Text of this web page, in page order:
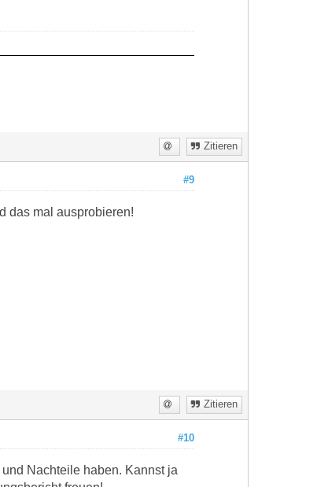
Zitieren
#9
das mal ausprobieren!
Zitieren
#10
Nachteile haben. Kannst ja